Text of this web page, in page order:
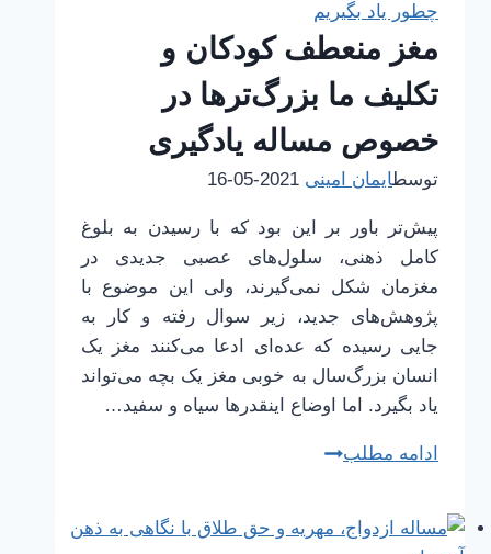
چطور یاد بگیریم
مغز منعطف کودکان و
تکلیف ما بزرگ‌ترها در
خصوص مساله یادگیری
توسطایمان امینی 2021-05-16
پیش‌تر باور بر این بود که با رسیدن به بلوغ
کامل ذهنی، سلول‌های عصبی جدیدی در
مغزمان شکل نمی‌گیرند، ولی این موضوع با
پژوهش‌های جدید، زیر سوال رفته و کار به
جایی رسیده که عده‌ای ادعا می‌کنند مغز یک
انسان بزرگ‌سال به خوبی مغز یک بچه می‌تواند
یاد بگیرد. اما اوضاع اینقدرها سیاه و سفید…
ادامه مطلبمغز
و